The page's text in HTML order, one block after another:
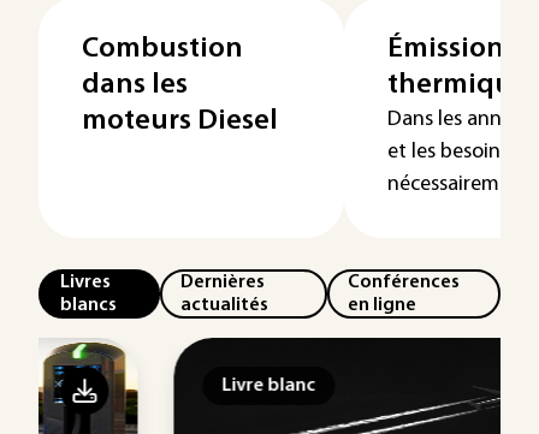
Combustion
dans les
moteurs Diesel
Émissions
Dans les
et les besoins
nécessairement
Livres
blancs
Dernières
actualités
Conférences
en ligne
Livre blanc